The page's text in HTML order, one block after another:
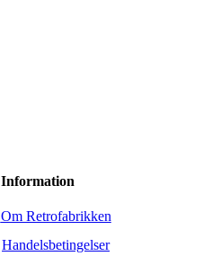
Information
Om Retrofabrikken
Handelsbetingelser